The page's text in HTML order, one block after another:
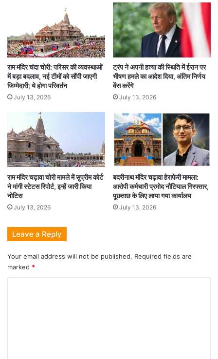
राम मंदिर चंदा चोरी: परिसर की व्यवस्थाओं
में बड़ा बदलाव, नई टीमों को सौंपी जाएगी
जिम्मेदारी; ये होगा परिवर्तन
July 13, 2026
ट्रंप ने अपनी हत्या की स्थिति में ईरान पर
भीषण हमले का आदेश दिया, अंतिम निर्णय
वेंस करेंगे
July 13, 2026
राम मंदिर चढ़ावा चोरी मामले में सुप्रीम कोर्ट
ने मांगी स्टेटस रिपोर्ट, इन्हें जारी किया
नोटिस
July 13, 2026
बदरीनाथ मंदिर चढ़ावा हेराफेरी मामला:
आरोपी कर्मचारी प्रमोद नौटियाल गिरफ्तार,
पूछताछ के लिए लाया गया कार्यालय
July 13, 2026
Leave a Reply
Your email address will not be published. Required fields are
marked *